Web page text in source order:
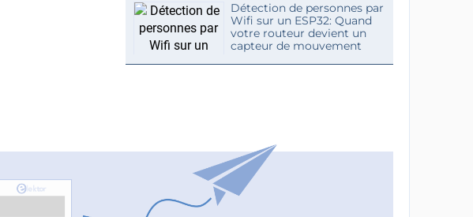
Détection de personnes par
Wifi sur un ESP32: Quand
votre routeur devient un
capteur de mouvement